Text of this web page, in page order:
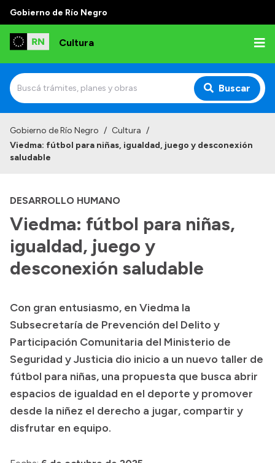
Gobierno de Río Negro
Cultura
Buscar
Institucional
Autoridades
Delegaciones
Normativa
Presupuesto
Boletín Oficial
Compras y licitaciones
Consulta de expedientes
Consulta de pago a proveedores
Convocatorias
Login
Gobierno de Río Negro / Cultura /
Viedma: fútbol para niñas, igualdad, juego y desconexión
saludable
DESARROLLO HUMANO
Viedma: fútbol para niñas,
igualdad, juego y
desconexión saludable
Con gran entusiasmo, en Viedma la
Subsecretaría de Prevención del Delito y
Participación Comunitaria del Ministerio de
Seguridad y Justicia dio inicio a un nuevo taller de
fútbol para niñas, una propuesta que busca abrir
espacios de igualdad en el deporte y promover
desde la niñez el derecho a jugar, compartir y
disfrutar en equipo.